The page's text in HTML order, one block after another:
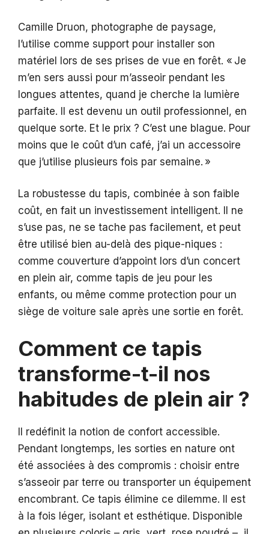
Camille Druon, photographe de paysage,
l’utilise comme support pour installer son
matériel lors de ses prises de vue en forêt. « Je
m’en sers aussi pour m’asseoir pendant les
longues attentes, quand je cherche la lumière
parfaite. Il est devenu un outil professionnel, en
quelque sorte. Et le prix ? C’est une blague. Pour
moins que le coût d’un café, j’ai un accessoire
que j’utilise plusieurs fois par semaine. »
La robustesse du tapis, combinée à son faible
coût, en fait un investissement intelligent. Il ne
s’use pas, ne se tache pas facilement, et peut
être utilisé bien au-delà des pique-niques :
comme couverture d’appoint lors d’un concert
en plein air, comme tapis de jeu pour les
enfants, ou même comme protection pour un
siège de voiture sale après une sortie en forêt.
Comment ce tapis
transforme-t-il nos
habitudes de plein air ?
Il redéfinit la notion de confort accessible.
Pendant longtemps, les sorties en nature ont
été associées à des compromis : choisir entre
s’asseoir par terre ou transporter un équipement
encombrant. Ce tapis élimine ce dilemme. Il est
à la fois léger, isolant et esthétique. Disponible